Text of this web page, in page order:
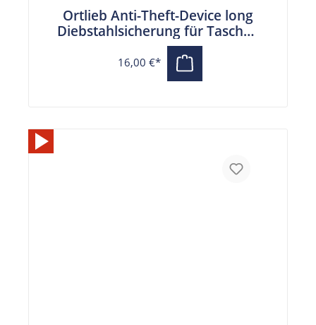
Ortlieb Anti-Theft-Device long
Diebstahlsicherung für Taschen
(25 cm)
16,00 €*